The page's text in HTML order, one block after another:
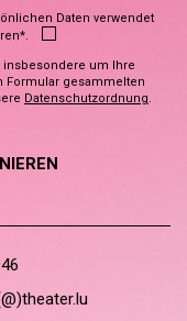
Daten verwendet
insbesondere um Ihre
Formular gesammelten
Datenschutzordnung.